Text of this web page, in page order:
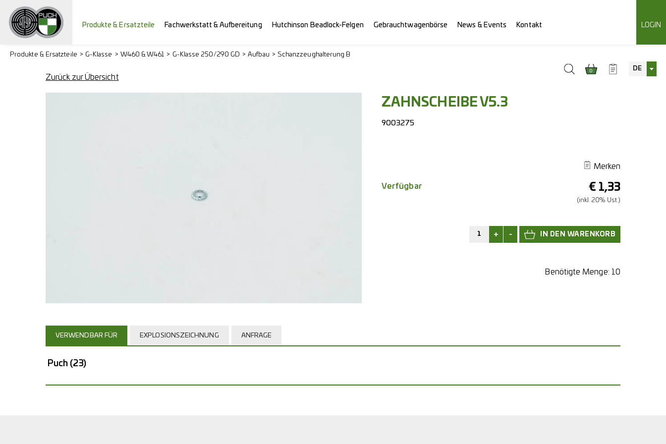
Produkte & Ersatzteile Fachwerkstatt & Aufbereitung Hutchinson Beadlock-Felgen Gebrauchtwagenbörse News & Events Kontakt LOGIN
0 DE
Produkte & Ersatzteile G-Klasse W460 & W461 G-Klasse 250/290 GD Aufbau Schanzzeughalterung B
Zurück zur Übersicht
ZAHNSCHEIBE V5.3
9003275
Merken
€ 1,33
(inkl. 20% Ust.)
Verfügbar
+ -
Benötigte Menge: 10
VERWENDBAR FÜR EXPLOSIONSZEICHNUNG ANFRAGE
Puch (23)